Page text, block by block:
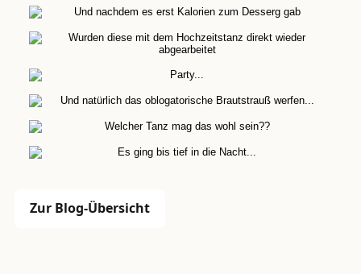
Zur Blog-Übersicht